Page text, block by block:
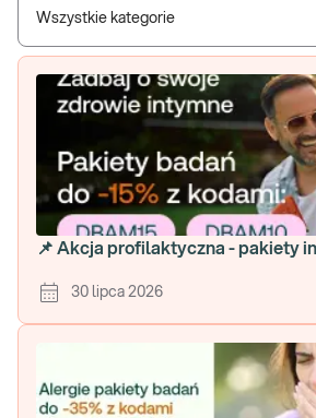
Wszystkie kategorie
📌 Akcja profilaktyczna - pakiety
30 lipca 2026